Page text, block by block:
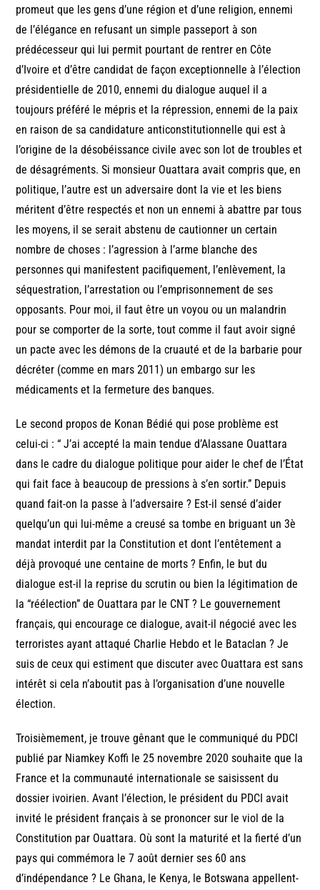
promeut que les gens d’une région et d’une religion, ennemi
de l’élégance en refusant un simple passeport à son
prédécesseur qui lui permit pourtant de rentrer en Côte
d’Ivoire et d’être candidat de façon exceptionnelle à l’élection
présidentielle de 2010, ennemi du dialogue auquel il a
toujours préféré le mépris et la répression, ennemi de la paix
en raison de sa candidature anticonstitutionnelle qui est à
l’origine de la désobéissance civile avec son lot de troubles et
de désagréments. Si monsieur Ouattara avait compris que, en
politique, l’autre est un adversaire dont la vie et les biens
méritent d’être respectés et non un ennemi à abattre par tous
les moyens, il se serait abstenu de cautionner un certain
nombre de choses : l’agression à l’arme blanche des
personnes qui manifestent pacifiquement, l’enlèvement, la
séquestration, l’arrestation ou l’emprisonnement de ses
opposants. Pour moi, il faut être un voyou ou un malandrin
pour se comporter de la sorte, tout comme il faut avoir signé
un pacte avec les démons de la cruauté et de la barbarie pour
décréter (comme en mars 2011) un embargo sur les
médicaments et la fermeture des banques.
Le second propos de Konan Bédié qui pose problème est
celui-ci : “ J’ai accepté la main tendue d’Alassane Ouattara
dans le cadre du dialogue politique pour aider le chef de l’État
qui fait face à beaucoup de pressions à s’en sortir.” Depuis
quand fait-on la passe à l’adversaire ? Est-il sensé d’aider
quelqu’un qui lui-même a creusé sa tombe en briguant un 3è
mandat interdit par la Constitution et dont l’entêtement a
déjà provoqué une centaine de morts ? Enfin, le but du
dialogue est-il la reprise du scrutin ou bien la légitimation de
la “réélection” de Ouattara par le CNT ? Le gouvernement
français, qui encourage ce dialogue, avait-il négocié avec les
terroristes ayant attaqué Charlie Hebdo et le Bataclan ? Je
suis de ceux qui estiment que discuter avec Ouattara est sans
intérêt si cela n’aboutit pas à l’organisation d’une nouvelle
élection.
Troisièmement, je trouve gênant que le communiqué du PDCI
publié par Niamkey Koffi le 25 novembre 2020 souhaite que la
France et la communauté internationale se saisissent du
dossier ivoirien. Avant l’élection, le président du PDCI avait
invité le président français à se prononcer sur le viol de la
Constitution par Ouattara. Où sont la maturité et la fierté d’un
pays qui commémora le 7 août dernier ses 60 ans
d’indépendance ? Le Ghana, le Kenya, le Botswana appellent-